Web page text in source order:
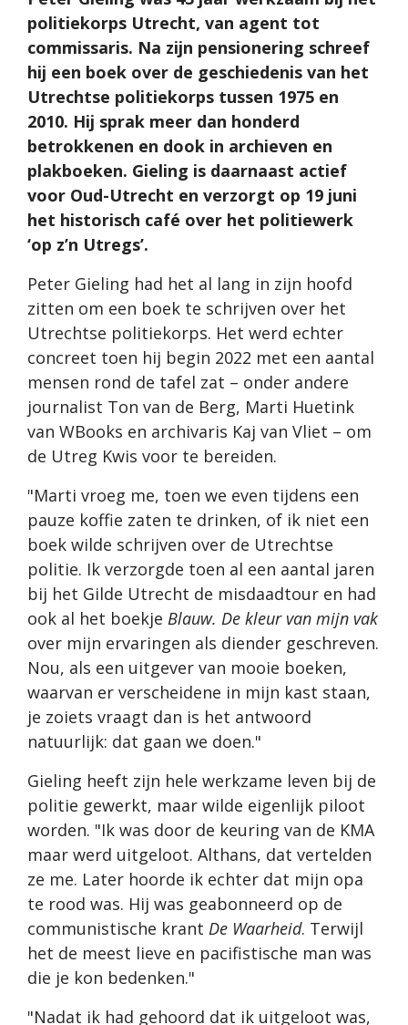
politiekorps Utrecht, van agent tot
commissaris. Na zijn pensionering schreef
hij een boek over de geschiedenis van het
Utrechtse politiekorps tussen 1975 en
2010. Hij sprak meer dan honderd
betrokkenen en dook in archieven en
plakboeken. Gieling is daarnaast actief
voor Oud-Utrecht en verzorgt op 19 juni
het historisch café over het politiewerk
‘op z’n Utregs’.
Peter Gieling had het al lang in zijn hoofd
zitten om een boek te schrijven over het
Utrechtse politiekorps. Het werd echter
concreet toen hij begin 2022 met een aantal
mensen rond de tafel zat – onder andere
journalist Ton van de Berg, Marti Huetink
van WBooks en archivaris Kaj van Vliet – om
de Utreg Kwis voor te bereiden.
"Marti vroeg me, toen we even tijdens een
pauze koffie zaten te drinken, of ik niet een
boek wilde schrijven over de Utrechtse
politie. Ik verzorgde toen al een aantal jaren
bij het Gilde Utrecht de misdaadtour en had
ook al het boekje Blauw. De kleur van mijn vak
over mijn ervaringen als diender geschreven.
Nou, als een uitgever van mooie boeken,
waarvan er verscheidene in mijn kast staan,
je zoiets vraagt dan is het antwoord
natuurlijk: dat gaan we doen."
Gieling heeft zijn hele werkzame leven bij de
politie gewerkt, maar wilde eigenlijk piloot
worden. "Ik was door de keuring van de KMA
maar werd uitgeloot. Althans, dat vertelden
ze me. Later hoorde ik echter dat mijn opa
te rood was. Hij was geabonneerd op de
communistische krant De Waarheid. Terwijl
het de meest lieve en pacifistische man was
die je kon bedenken."
"Nadat ik had gehoord dat ik uitgeloot was,